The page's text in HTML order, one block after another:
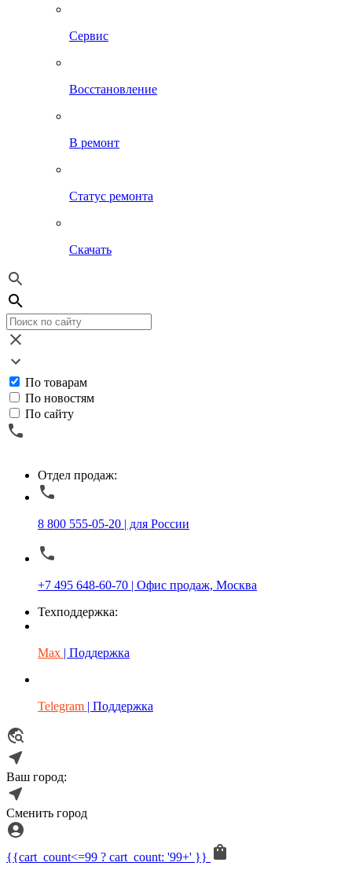
Сервис
Восстановление
В ремонт
Статус ремонта
Скачать
По товарам
По новостям
По сайту
Отдел продаж:
8 800 555-05-20 | для России
+7 495 648-60-70 | Офис продаж, Москва
Техподдержка:
Max | Поддержка
Telegram | Поддержка
Ваш город:
Сменить город
{{cart_count<=99 ? cart_count: '99+' }}